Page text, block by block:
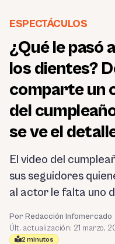
ESPECTÁCULOS
¿Qué le pasó
los dientes?
comparte un
del
se ve el
El video del
sus seguidores
al actor le falta uno
Por Redacción Infomercado
Últ. actualización: 21 marzo,
2 minutos